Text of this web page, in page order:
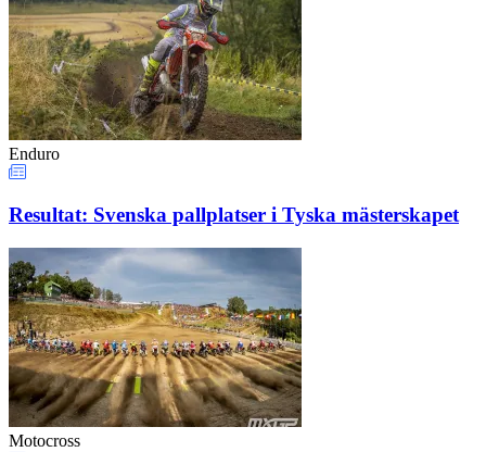
Enduro
Resultat: Svenska pallplatser i Tyska mästerskapet
Motocross